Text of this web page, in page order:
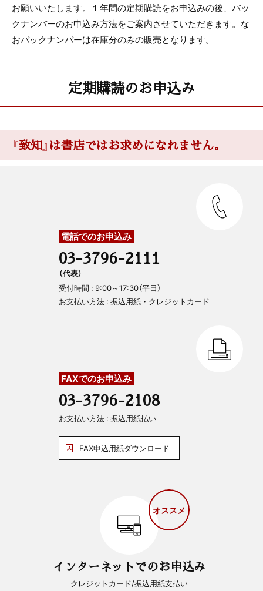
お願いいたします。１年間の定期購読をお申込みの後、バッ
クナンバーのお申込み方法をご案内させていただきます。な
おバックナンバーは在庫分のみの販売となります。
定期購読のお申込み
『致知』は書店ではお求めになれません。
電話でのお申込み
03-3796-2111
（代表）
受付時間 : 9:00～17:30（平日）
お支払い方法 : 振込用紙・クレジットカード
FAXでのお申込み
03-3796-2108
お支払い方法 : 振込用紙払い
FAX申込用紙ダウンロード
オススメ
インターネットでのお申込み
クレジットカード/振込用紙支払い